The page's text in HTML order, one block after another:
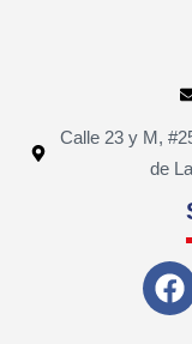
Calle 23 y M,
de